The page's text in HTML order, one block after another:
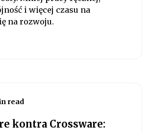
i więcej czasu na
na rozwoju.
read
kontra Crossware: